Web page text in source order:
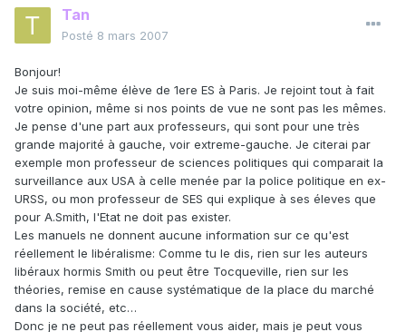
Tan
Posté 8 mars 2007
Bonjour!
Je suis moi-même élève de 1ere ES à Paris. Je rejoint tout à fait
votre opinion, même si nos points de vue ne sont pas les mêmes.
Je pense d'une part aux professeurs, qui sont pour une très
grande majorité à gauche, voir extreme-gauche. Je citerai par
exemple mon professeur de sciences politiques qui comparait la
surveillance aux USA à celle menée par la police politique en ex-
URSS, ou mon professeur de SES qui explique à ses éleves que
pour A.Smith, l'Etat ne doit pas exister.
Les manuels ne donnent aucune information sur ce qu'est
réellement le libéralisme: Comme tu le dis, rien sur les auteurs
libéraux hormis Smith ou peut être Tocqueville, rien sur les
théories, remise en cause systématique de la place du marché
dans la société, etc…
Donc je ne peut pas réellement vous aider, mais je peut vous